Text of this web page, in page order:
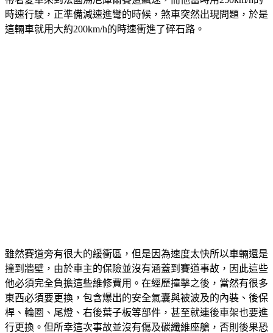
帶著愛車來到法國馬尼庫爾賽道飆速，而他當時用250km/h的
時速行駛，正準備減速進彎的時候，煞車突然出現問題，於是
雖然賽道旁有很大的緩衝區，但是因為速度太快所以車輛還是
撞到牆壁，由於車主的保險並沒有涵蓋到賽道事故，因此這些
他必須完全負擔這些維修費用。在經歷撞擊之後，當然有很多
東西必須要更換，包含爆出的安全氣囊與被波及的內裝、後保
桿、輪圈、尾燈、右後葉子板等部件，甚至就連後車架也要進